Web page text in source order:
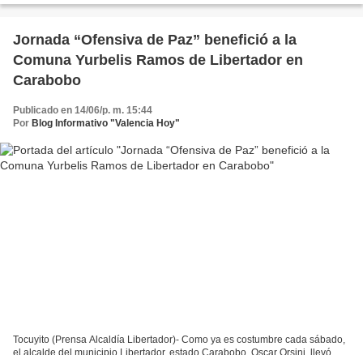
Jornada “Ofensiva de Paz” benefició a la
Comuna Yurbelis Ramos de Libertador en
Carabobo
Publicado en 14/06/p. m. 15:44
Por Blog Informativo "Valencia Hoy"
Tocuyito (Prensa Alcaldía Libertador)- Como ya es costumbre cada sábado,
el alcalde del municipio Libertador, estado Carabobo, Oscar Orsini, llevó